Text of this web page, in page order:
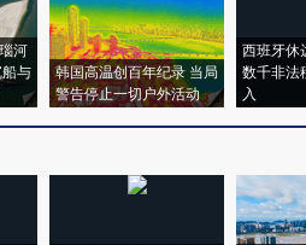
河
与
韩国高温创百年纪录 当局
警告停止一切户外活动
西班牙休
数千非法
入